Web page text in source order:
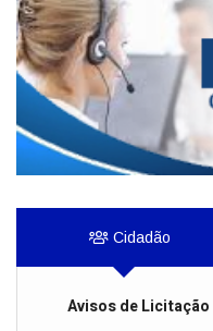
Cidadão
Avisos de Licitação